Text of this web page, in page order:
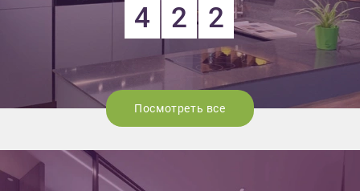
4 2 2
Посмотреть все